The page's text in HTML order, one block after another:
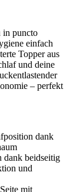
puncto
einfach
Topper aus
und deine
– perfekt
dank
dank beidseitig
und
mit